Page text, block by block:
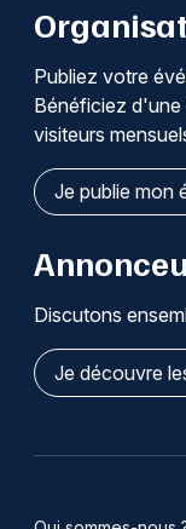
Publiez votre
Bénéficiez
visiteurs
Je publie mon
Discutons
Je découvre